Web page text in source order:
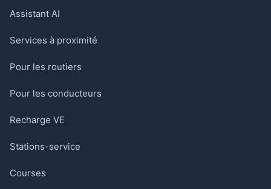
Assistant AI
Services à proximité
Pour les routiers
Pour les conducteurs
Recharge VE
Stations-service
Courses